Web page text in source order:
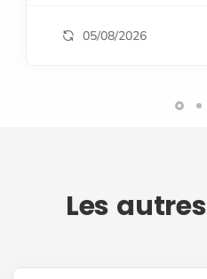
05/08/2026
Les autres